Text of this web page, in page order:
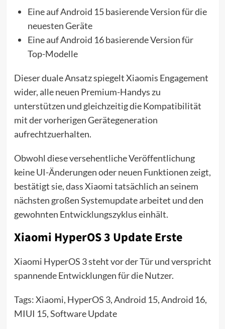
Eine auf Android 15 basierende Version für die
neuesten Geräte
Eine auf Android 16 basierende Version für
Top-Modelle
Dieser duale Ansatz spiegelt Xiaomis Engagement
wider, alle neuen Premium-Handys zu
unterstützen und gleichzeitig die Kompatibilität
mit der vorherigen Gerätegeneration
aufrechtzuerhalten.
Obwohl diese versehentliche Veröffentlichung
keine UI-Änderungen oder neuen Funktionen zeigt,
bestätigt sie, dass Xiaomi tatsächlich an seinem
nächsten großen Systemupdate arbeitet und den
gewohnten Entwicklungszyklus einhält.
Xiaomi HyperOS 3 Update Erste
Xiaomi HyperOS 3 steht vor der Tür und verspricht
spannende Entwicklungen für die Nutzer.
Tags: Xiaomi, HyperOS 3, Android 15, Android 16,
MIUI 15, Software Update